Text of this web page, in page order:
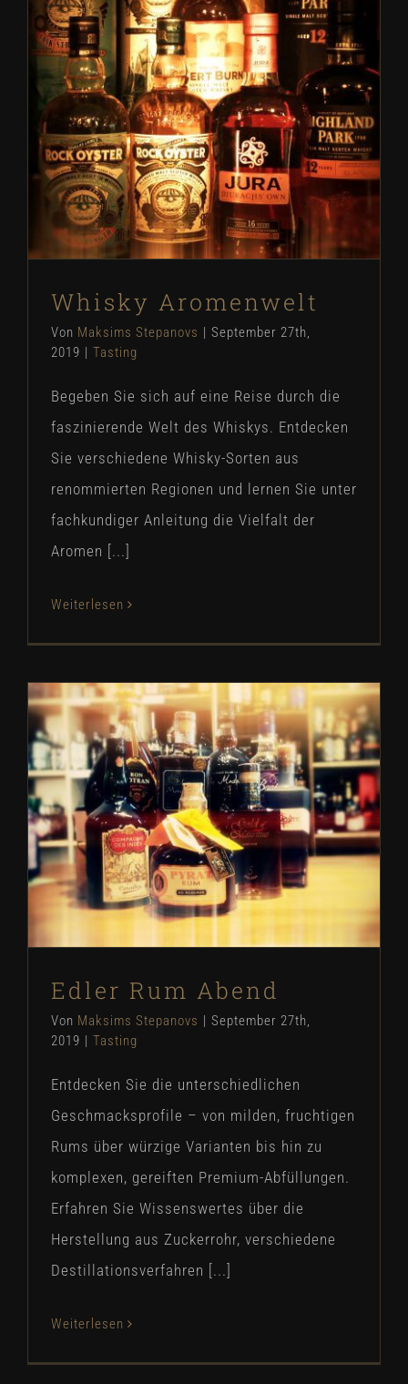
Whisky Aromenwelt
Whisky Aromenwelt
Von Maksims Stepanovs | September 27th,
2019 | Tasting
Begeben Sie sich auf eine Reise durch die
faszinierende Welt des Whiskys. Entdecken
Sie verschiedene Whisky-Sorten aus
renommierten Regionen und lernen Sie unter
fachkundiger Anleitung die Vielfalt der
Aromen [...]
Weiterlesen
Edler Rum Abend
Edler Rum Abend
Von Maksims Stepanovs | September 27th,
2019 | Tasting
Entdecken Sie die unterschiedlichen
Geschmacksprofile – von milden, fruchtigen
Rums über würzige Varianten bis hin zu
komplexen, gereiften Premium-Abfüllungen.
Erfahren Sie Wissenswertes über die
Herstellung aus Zuckerrohr, verschiedene
Destillationsverfahren [...]
Weiterlesen